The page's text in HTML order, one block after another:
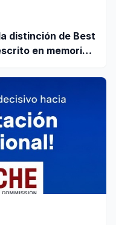
distinción de Best
en memoria a